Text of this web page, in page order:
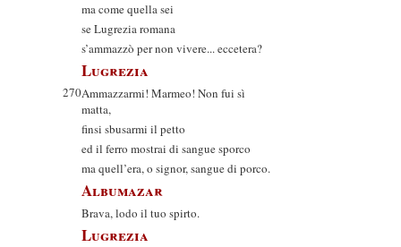
ma come quella sei
se Lugrezia romana
s’ammazzò per non vivere... eccetera?
Lugrezia
270Ammazzarmi! Marmeo! Non fui sì
matta,
finsi sbusarmi il petto
ed il ferro mostrai di sangue sporco
ma quell’era, o signor, sangue di porco.
Albumazar
Brava, lodo il tuo spirto.
Lugrezia